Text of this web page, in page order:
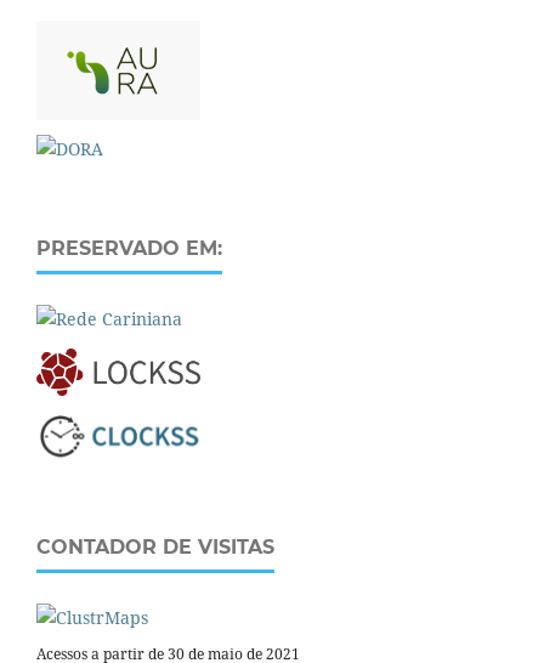
PRESERVADO EM:
CONTADOR DE VISITAS
Acessos a partir de 30 de maio de 2021